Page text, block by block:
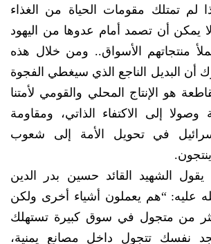
لم تمتلك مقومات الحياة من الغذاء
يمكن أن تصمد أمام عدوها من اليهود
منتجاتهم الأسواق.. ومن خلال هذه
أن البديل الناجع الذي سيغطي الفجوة
هو الإنتاج المحلي والقومي لأمتنا
وصولا إلى الاكتفاء الذاتي، ومقاومة
في تحويل الأمة إلى شعوب
الشهيد القائد حسين بدر الدين
عليه: “هم يعملون أشياء أخرى ولكن
من متجول في سوق كبيرة تستهلك
نفسك تتجول داخل مصانع يمنية،